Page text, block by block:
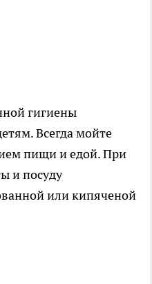
гигиены
Всегда мойте
пищи и едой. При
и посуду
или кипяченой